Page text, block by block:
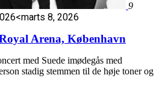
9
<marts 8, 2026
Arena, København
med Suede imødegås med
stadig stemmen til de høje toner og